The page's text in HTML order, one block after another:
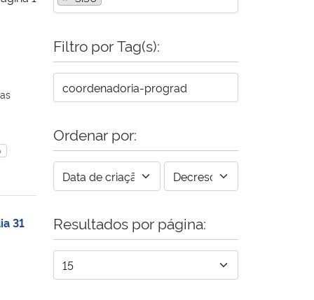
31
Filtro por Tag(s):
Ordenar por:
Resultados por página: